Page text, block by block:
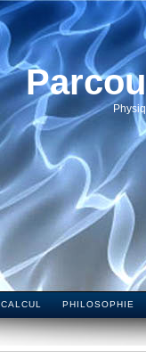
CALCUL PHILOSOPHIE